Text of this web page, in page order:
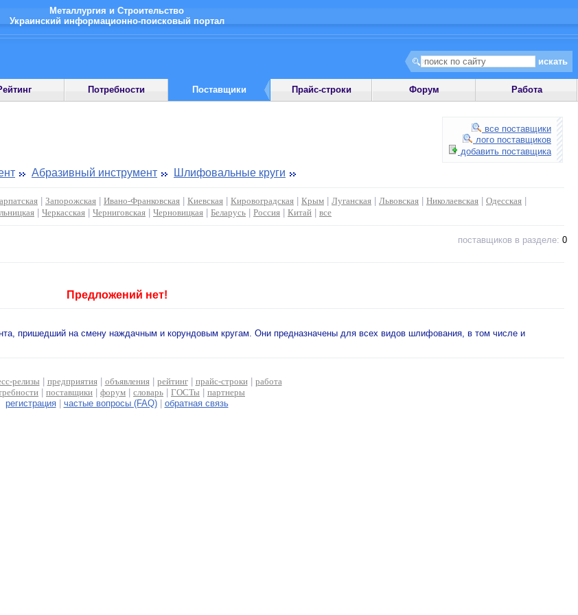
Металлургия и Строительство
Украинский информационно-поисковый портал
Потребности Поставщики Прайс-строки Форум Работа
все поставщики
лого поставщиков
добавить поставщика
Абразивный инструмент Шлифовальные круги
Запорожская Ивано-Франковская Киевская Кировоградская Крым Луганская Львовская Николаевская Одесская
Черкасская Черниговская Черновицкая Беларусь Россия Китай все
поставщиков в разделе: 0
Предложений нет!
пришедший на смену наждачным и корундовым кругам. Они предназначены для всех видов шлифования, в том числе и
релизы предприятия| объявления| рейтинг| прайс-строки| работа
поставщики форум словарь ГОСТы
партнеры
регистрация| частые вопросы (FAQ)| обратная связь